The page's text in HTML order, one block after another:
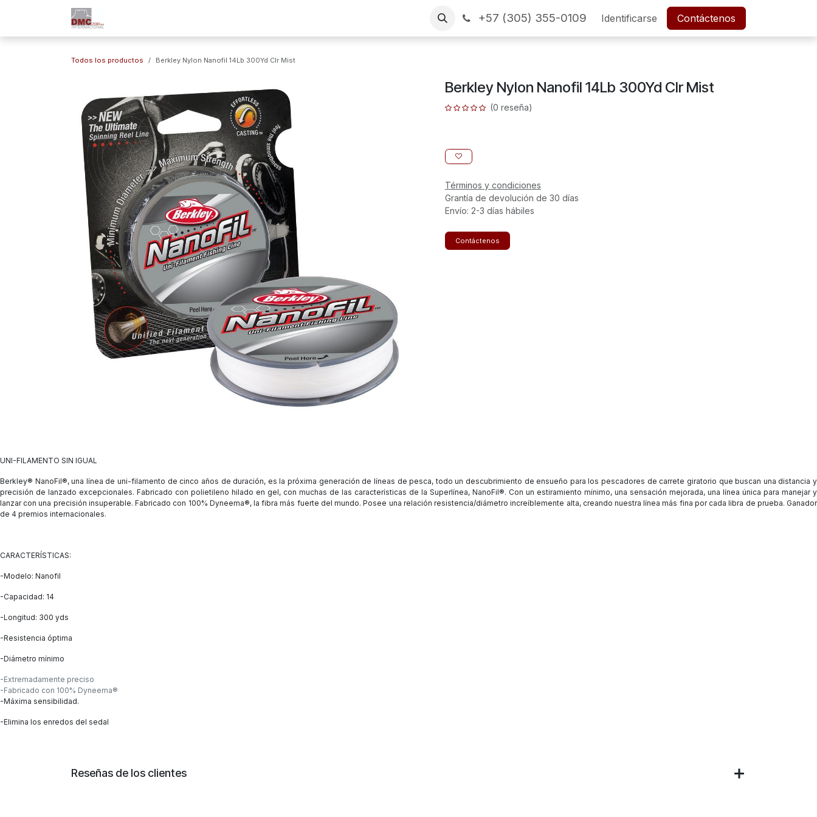
CONTÁCTENOS Financiamiento SERVICIO POSTVENTA Empleos
+57 (305) 355-0109 Identificarse Contáctenos
Todos los productos Berkley Nylon Nanofil 14Lb 300Yd Clr Mist
Berkley Nylon Nanofil 14Lb 300Yd Clr Mist
(0 reseña)
Términos y condiciones
Grantía de devolución de 30 días
Envío: 2-3 días hábiles
Contáctenos
UNI-FILAMENTO SIN IGUAL
Berkley® NanoFil®, una línea de uni-filamento de cinco años de duración, es la próxima generación de líneas de pesca, todo un descubrimiento de ensueño para los pescadores de carrete giratorio que buscan una distancia y
precisión de lanzado excepcionales. Fabricado con polietileno hilado en gel, con muchas de las características de la Superlínea, NanoFil®. Con un estiramiento mínimo, una sensación mejorada, una línea única para manejar y
lanzar con una precisión insuperable. Fabricado con 100% Dyneema®, la fibra más fuerte del mundo. Posee una relación resistencia/diámetro increíblemente alta, creando nuestra línea más fina por cada libra de prueba. Ganador
de 4 premios internacionales.
CARACTERÍSTICAS:
-Modelo: Nanofil
-Capacidad: 14
-Longitud: 300 yds
-Resistencia óptima
-Diámetro mínimo
-Extremadamente preciso
-Fabricado con 100% Dyneema®
-Máxima sensibilidad.
-Elimina los enredos del sedal
Reseñas de los clientes